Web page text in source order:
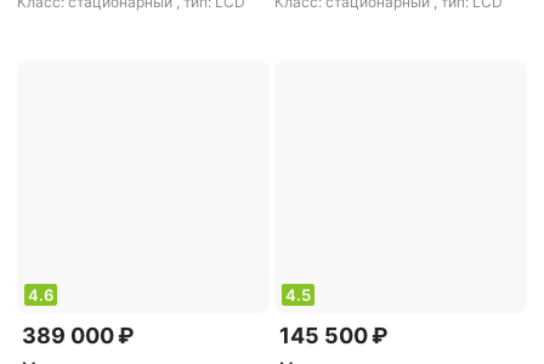
4.6
389 000 ₽
4.5
145 500 ₽